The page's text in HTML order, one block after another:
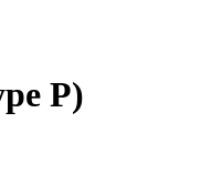
P)